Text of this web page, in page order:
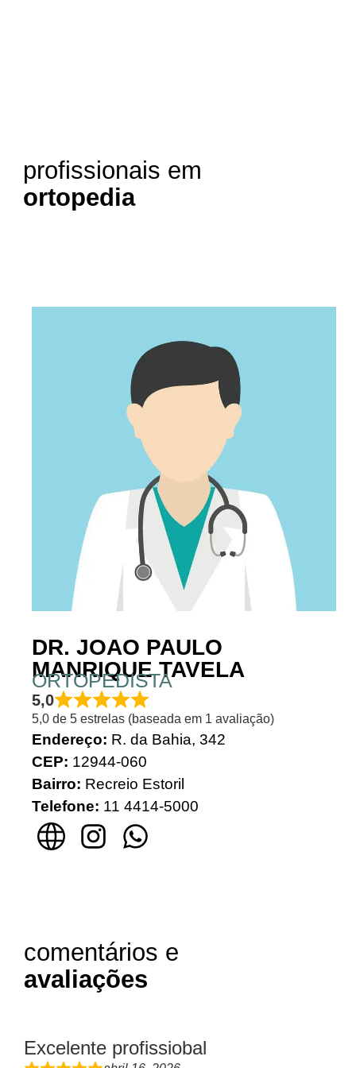
profissionais em
ortopedia
DR. JOAO PAULO
MANRIQUE TAVELA
ORTOPEDISTA
5,0
5,0 de 5 estrelas (baseada em 1 avaliação)
Endereço: R. da Bahia, 342
CEP: 12944-060
Bairro: Recreio Estoril
Telefone: 11 4414-5000
comentários e
avaliações
Excelente profissiobal